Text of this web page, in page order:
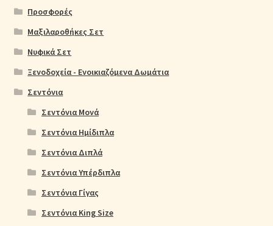
Προσφορές
Μαξιλαροθήκες Σετ
Νυφικά Σετ
Ξενοδοχεία - Ενοικιαζόμενα Δωμάτια
Σεντόνια
Σεντόνια Μονά
Σεντόνια Ημίδιπλα
Σεντόνια Διπλά
Σεντόνια Υπέρδιπλα
Σεντόνια Γίγας
Σεντόνια King Size